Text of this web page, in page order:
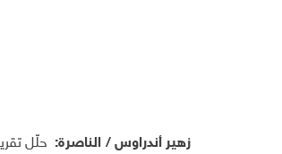
زهير أندراوس / الناصرة: